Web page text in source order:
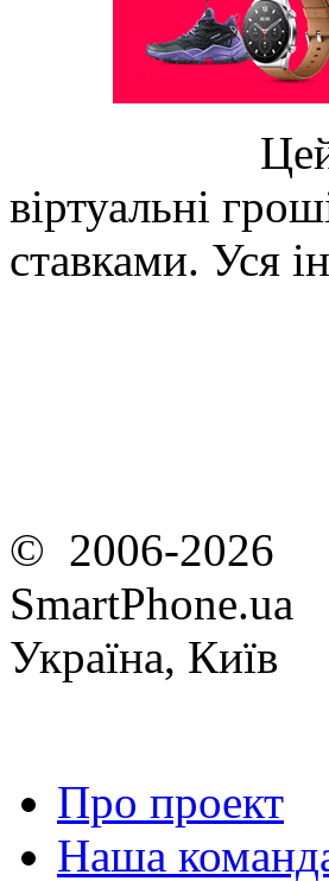
віртуальні
ставками. Уся
© 2006-2026
SmartPhone.ua
Україна, Київ
Про проект
Наша